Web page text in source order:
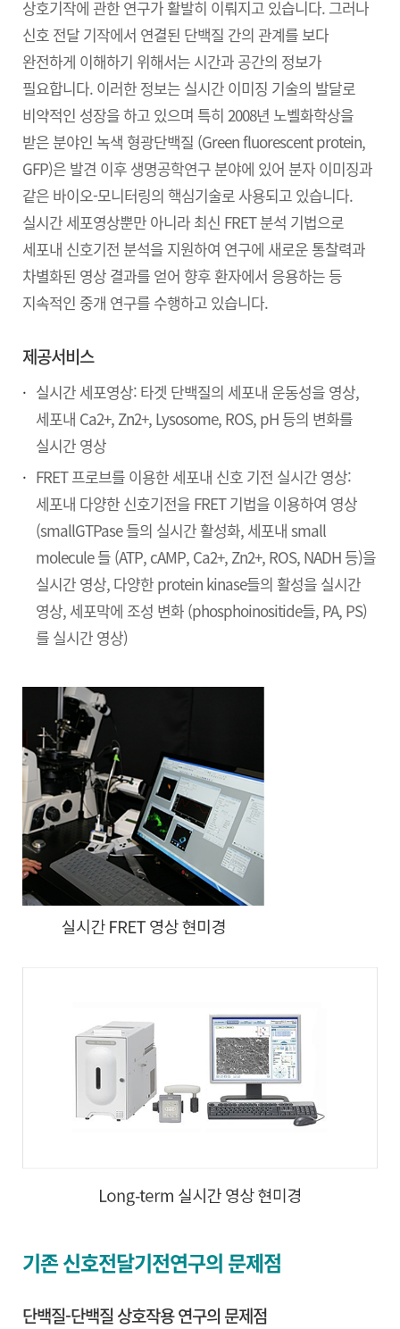
상호기작에 관한 연구가 활발히 이뤄지고 있습니다. 그러나
신호 전달 기작에서 연결된 단백질 간의 관계를 보다
완전하게 이해하기 위해서는 시간과 공간의 정보가
필요합니다. 이러한 정보는 실시간 이미징 기술의 발달로
비약적인 성장을 하고 있으며 특히 2008년 노벨화학상을
받은 분야인 녹색 형광단백질 (Green fluorescent protein,
GFP)은 발견 이후 생명공학연구 분야에 있어 분자 이미징과
같은 바이오-모니터링의 핵심기술로 사용되고 있습니다.
실시간 세포영상뿐만 아니라 최신 FRET 분석 기법으로
세포내 신호기전 분석을 지원하여 연구에 새로운 통찰력과
차별화된 영상 결과를 얻어 향후 환자에서 응용하는 등
지속적인 중개 연구를 수행하고 있습니다.
제공서비스
실시간 세포영상: 타겟 단백질의 세포내 운동성을 영상,
세포내 Ca2+, Zn2+, Lysosome, ROS, pH 등의 변화를
실시간 영상
FRET 프로브를 이용한 세포내 신호 기전 실시간 영상:
세포내 다양한 신호기전을 FRET 기법을 이용하여 영상
(smallGTPase 들의 실시간 활성화, 세포내 small
molecule 들 (ATP, cAMP, Ca2+, Zn2+, ROS, NADH 등)을
실시간 영상, 다양한 protein kinase들의 활성을 실시간
영상, 세포막에 조성 변화 (phosphoinositide들, PA, PS)
를 실시간 영상)
기존 신호전달기전연구의 문제점
단백질-단백질 상호작용 연구의 문제점